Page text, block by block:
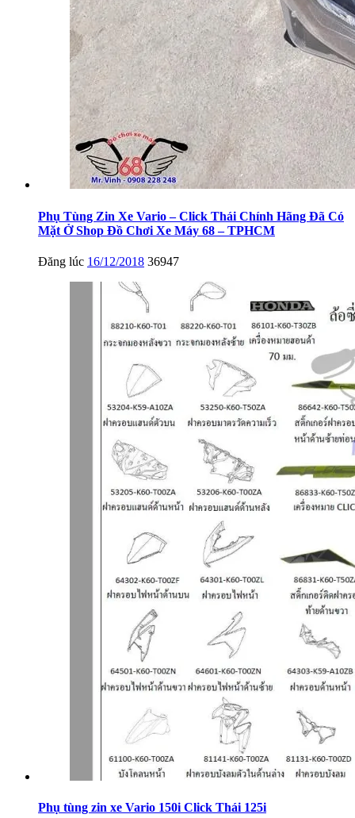
Phụ Tùng Zin Xe Vario – Click Thái Chính Hãng Đã Có
Mặt Ở Shop Đồ Chơi Xe Máy 68 – TPHCM
Đăng lúc 16/12/2018 36947
Phụ tùng zin xe Vario 150i Click Thái 125i